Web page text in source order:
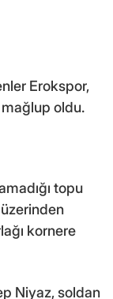
Erokspor,
oldu.
topu
kornere
Niyaz, soldan